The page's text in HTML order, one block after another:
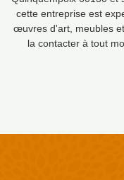
cette entreprise est
œuvres d'art, meubles
la contacter à tout